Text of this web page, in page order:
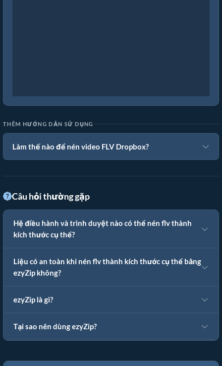
THÊM HƯỚNG DẪN SỬ DỤNG
Làm thế nào để nén video FLV Dropbox?
Câu hỏi thường gặp
Hệ điều hành và trình duyệt nào có thể nén flv thành
kích thước cụ thể?
Liệu có an toàn khi nén flv thành kích thước cụ thể bằng
ezyZip không?
ezyZip là gì?
Tại sao nên dùng ezyZip?